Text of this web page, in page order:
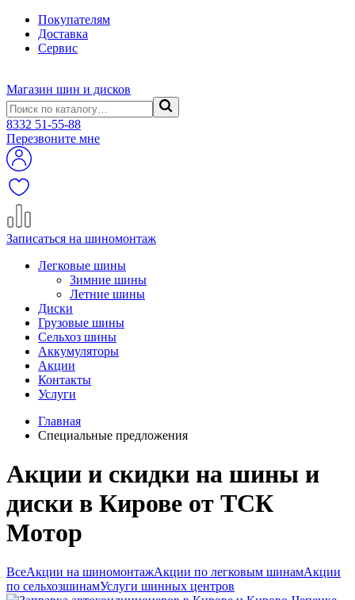
Покупателям
Доставка
Сервис
Магазин шин и дисков
8332 51-55-88
Перезвоните мне
Записаться на шиномонтаж
Легковые шины
Зимние шины
Летние шины
Диски
Грузовые шины
Сельхоз шины
Аккумуляторы
Акции
Контакты
Услуги
Главная
Специальные предложения
Акции и скидки на шины и
диски в Кирове от ТСК
Мотор
ВсеАкции на шиномонтажАкции по легковым шинамАкции
по сельхозшинамУслуги шинных центров